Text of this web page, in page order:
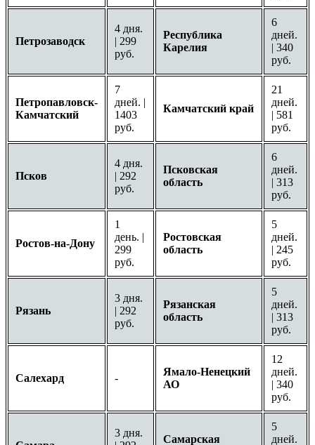
Петрозаводск
4 дня.
| 299
руб.
Республика
Карелия
6
дней.
| 340
руб.
Петропавловск-
Камчатский
7
дней. |
1403
руб.
Камчатский край
21
дней.
| 581
руб.
Псков
4 дня.
| 292
руб.
Псковская
область
6
дней.
| 313
руб.
Ростов-на-Дону
1
день. |
299
руб.
Ростовская
область
5
дней.
| 245
руб.
Рязань
3 дня.
| 292
руб.
Рязанская
область
5
дней.
| 313
руб.
Салехард -
Ямало-Ненецкий
АО
12
дней.
| 340
руб.
3 дня.
Самарская
5
дней.